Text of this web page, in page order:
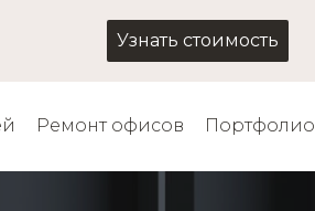
Узнать стоимость
Ремонт офисов Портфолио